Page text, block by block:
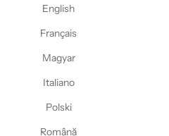
English
Français
Magyar
Italiano
Polski
Română